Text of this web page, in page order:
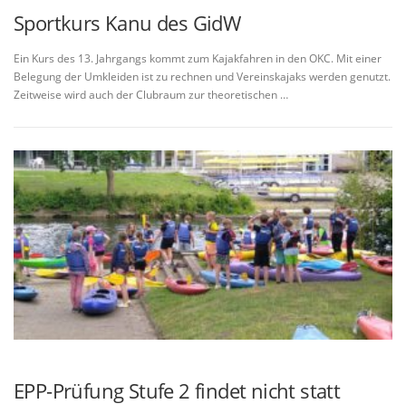
Sportkurs Kanu des GidW
Ein Kurs des 13. Jahrgangs kommt zum Kajakfahren in den OKC. Mit einer
Belegung der Umkleiden ist zu rechnen und Vereinskajaks werden genutzt.
Zeitweise wird auch der Clubraum zur theoretischen …
EPP-Prüfung Stufe 2 findet nicht statt